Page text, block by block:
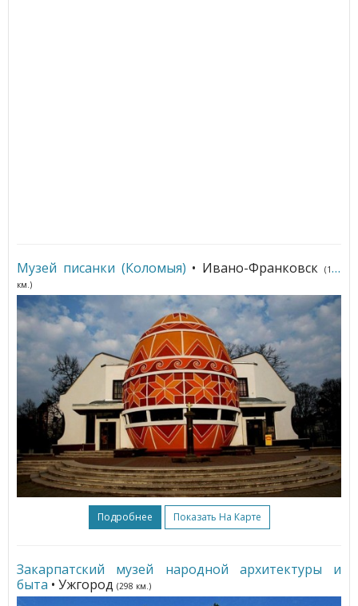
Музей писанки (Коломыя) • Ивано-Франковск(184
км.)
Подробнее Показать На Карте
Закарпатский музей народной архитектуры и
быта • Ужгород (298 км.)